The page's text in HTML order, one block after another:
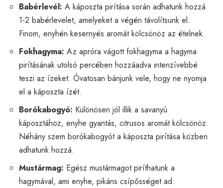
Babérlevél: A káposzta pirítása során adhatunk hozzá
1-2 babérlevelet, amelyeket a végén távolítsunk el.
Finom, enyhén kesernyés aromát kölcsönöz az ételnek.
Fokhagyma: Az apróra vágott fokhagyma a hagyma
pirításának utolsó percében hozzáadva intenzívebbé
teszi az ízeket. Óvatosan bánjunk vele, hogy ne nyomja
el a káposzta ízét.
Borókabogyó: Különösen jól illik a savanyú
káposztához, enyhe gyantás, citrusos aromát kölcsönöz.
Néhány szem borókabogyót a káposzta pirítása közben
adhatunk hozzá.
Mustármag: Egész mustármagot piríthatunk a
hagymával, ami enyhe, pikáns csípősséget ad.